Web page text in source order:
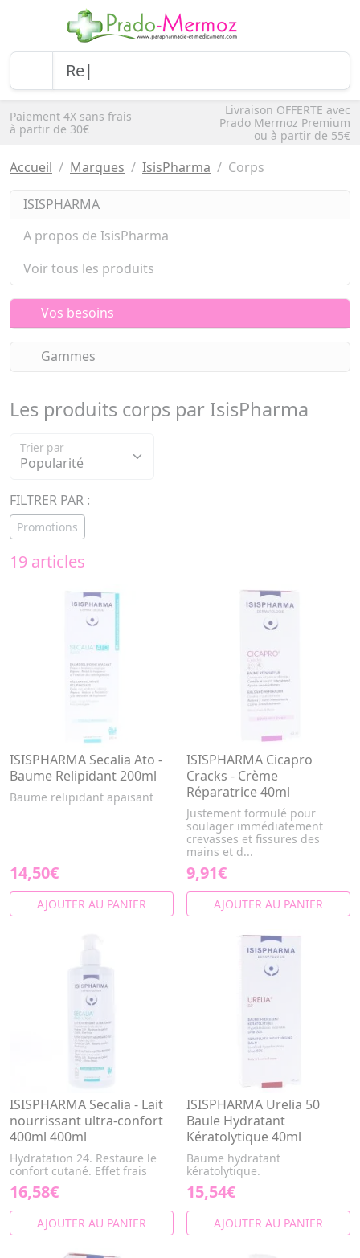
Paiement 4X sans frais
à partir de 30€
Livraison OFFERTE avec
Prado Mermoz Premium
ou à partir de 55€
Accueil Marques IsisPharma Corps
ISISPHARMA
A propos de IsisPharma
Voir tous les produits
Vos besoins
Gammes
Les produits corps par IsisPharma
Trier par
FILTRER PAR :
Promotions
19 articles
ISISPHARMA Secalia Ato -
Baume Relipidant 200ml
Baume relipidant apaisant
14,50€
AJOUTER AU PANIER
ISISPHARMA Cicapro
Cracks - Crème
Réparatrice 40ml
Justement formulé pour
soulager immédiatement
crevasses et fissures des
mains et d...
9,91€
AJOUTER AU PANIER
ISISPHARMA Secalia - Lait
nourrissant ultra-confort
400ml 400ml
Hydratation 24. Restaure le
confort cutané. Effet frais
16,58€
AJOUTER AU PANIER
ISISPHARMA Urelia 50
Baule Hydratant
Kératolytique 40ml
Baume hydratant
kératolytique.
15,54€
AJOUTER AU PANIER